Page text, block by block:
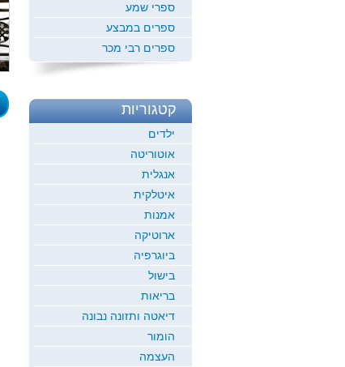
ספרי שמע
ספרים במבצע
ספרים רבי מכר
קטגוריות
ילדים
אוטוריטה
אנגלית
איטלקית
אמנות
ארוטיקה
ביוגרפיה
בישול
בריאות
דיאטה ותזונה נבונה
הומור
העצמה